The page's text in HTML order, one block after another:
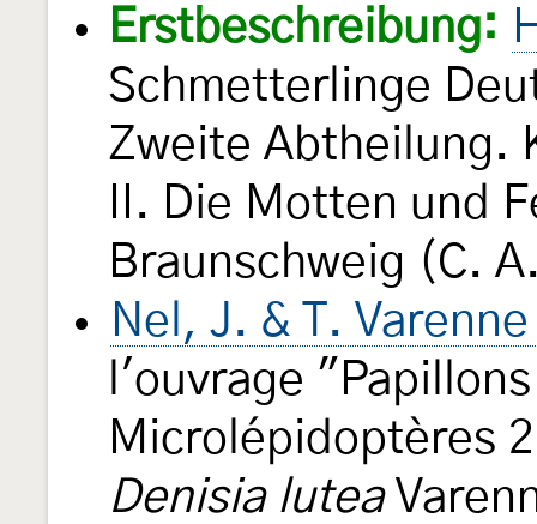
Erstbeschreibung:
Schmetterlinge
Zweite Abtheilung.
II. Die Motten und
Braunschweig (C.
Nel, J. & T.
l'ouvrage
Microlépidoptères
Denisia lutea